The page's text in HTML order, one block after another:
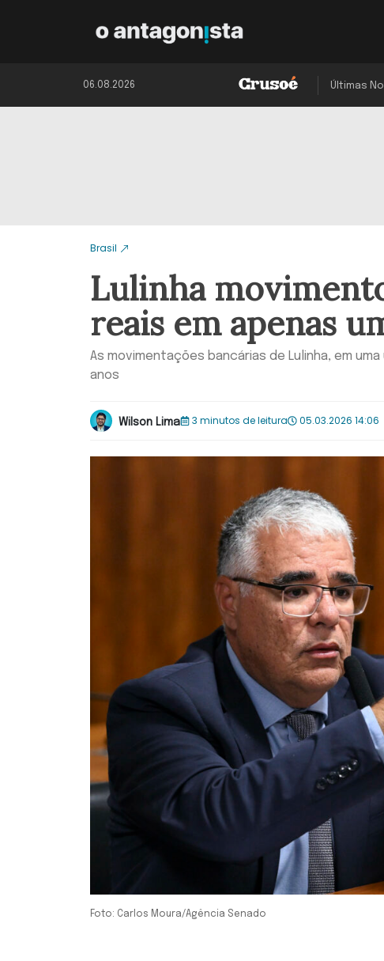
06.08.2026 Últimas
Brasil
Lulinha
reais em apenas
As movimentações bancárias de Lulinha, em
anos
Wilson Lima 3 minutos de leitura 05.03.2026 14:06
Foto: Carlos Moura/Agência Senado